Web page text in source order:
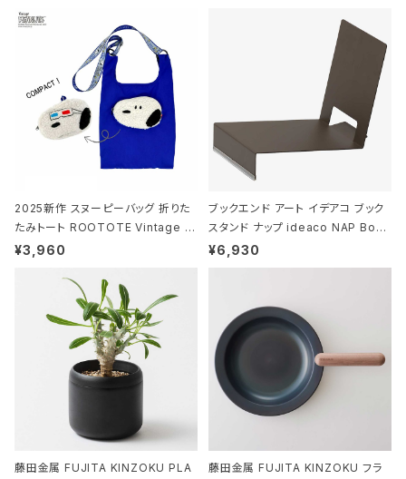
2025新作 スヌーピーバッグ 折りた
たみトート ROOTOTE Vintage P
EANUTS ROO-shopper mid 84
ド.ピーナッツ-0P 3Dグラス
¥3,960
ブックエンド アート イデアコ ブック
スタンド ナップ ideaco NAP Book
stand ブラウン
¥6,930
藤田金属 FUJITA KINZOKU PLA
藤田金属 FUJITA KINZOKU フラ